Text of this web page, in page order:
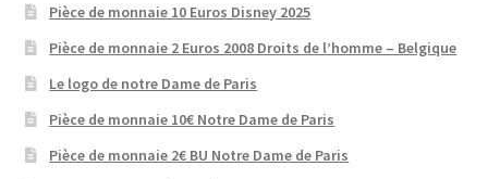
Pièce de monnaie 10 Euros Disney 2025
Pièce de monnaie 2 Euros 2008 Droits de l’homme – Belgique
Le logo de notre Dame de Paris
Pièce de monnaie 10€ Notre Dame de Paris
Pièce de monnaie 2€ BU Notre Dame de Paris